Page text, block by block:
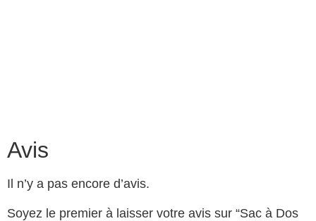
Avis
Il n’y a pas encore d’avis.
Soyez le premier à laisser votre avis sur “Sac à Dos